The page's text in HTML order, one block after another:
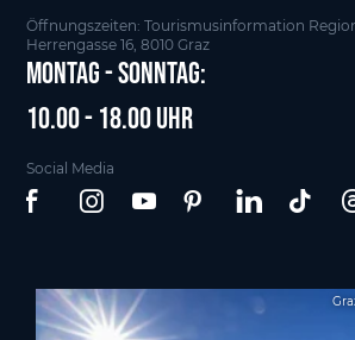
Öffnungszeiten: Tourismusinformation
Herrengasse 16, 8010 Graz
Montag - Sonntag:
10.00 - 18.00 Uhr
Social Media